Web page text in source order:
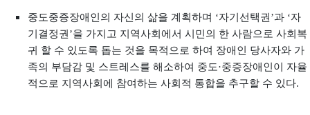
중도중증장애인의 자신의 삶을 계획하며 ‘자기선택권’과 ‘자
기결정권’을 가지고 지역사회에서 시민의 한 사람으로 사회복
귀 할 수 있도록 돕는 것을 목적으로 하여 장애인 당사자와 가
족의 부담감 및 스트레스를 해소하여 중도·중증장애인이 자율
적으로 지역사회에 참여하는 사회적 통합을 추구할 수 있다.